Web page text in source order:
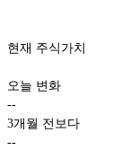
현재 주식가치
오늘 변화
--
3개월 전보다
--